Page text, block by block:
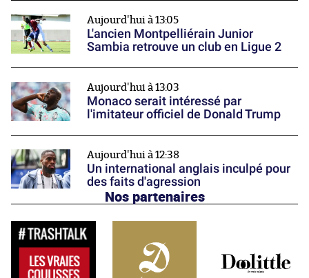
Aujourd'hui à 13:05
L'ancien Montpelliérain Junior
Sambia retrouve un club en Ligue 2
Aujourd'hui à 13:03
Monaco serait intéressé par
l'imitateur officiel de Donald Trump
Aujourd'hui à 12:38
Un international anglais inculpé pour
des faits d'agression
Nos partenaires